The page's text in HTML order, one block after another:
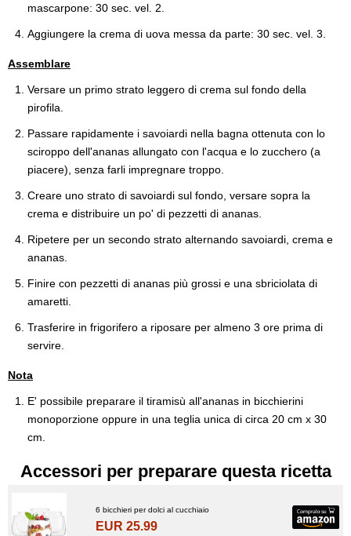
mascarpone: 30 sec. vel. 2.
Aggiungere la crema di uova messa da parte: 30 sec. vel. 3.
Assemblare
Versare un primo strato leggero di crema sul fondo della
pirofila.
Passare rapidamente i savoiardi nella bagna ottenuta con lo
sciroppo dell'ananas allungato con l'acqua e lo zucchero (a
piacere), senza farli impregnare troppo.
Creare uno strato di savoiardi sul fondo, versare sopra la
crema e distribuire un po' di pezzetti di ananas.
Ripetere per un secondo strato alternando savoiardi, crema e
ananas.
Finire con pezzetti di ananas più grossi e una sbriciolata di
amaretti.
Trasferire in frigorifero a riposare per almeno 3 ore prima di
servire.
Nota
E' possibile preparare il tiramisù all'ananas in bicchierini
monoporzione oppure in una teglia unica di circa 20 cm x 30
cm.
Accessori per preparare questa ricetta
6 bicchieri per dolci al cucchiaio
EUR 25.99